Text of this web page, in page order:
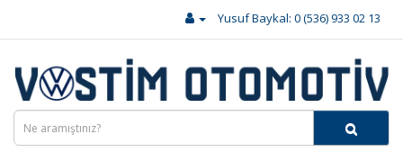
Yusuf Baykal: 0 (536) 933 02 13